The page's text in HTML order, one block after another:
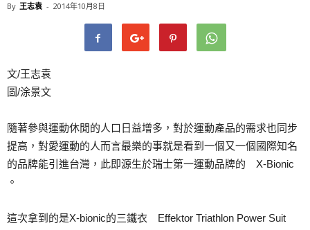
By 王志袁 - 2014年10月8日
文/王志袁
圖/涂景文
隨著參與運動休閒的人口日益增多，對於運動產品的需求也同步
提高，對愛運動的人而言最樂的事就是看到一個又一個國際知名
的品牌能引進台灣，此即源生於瑞士第一運動品牌的 X-Bionic
。
這次拿到的是X-bionic的三鐵衣 Effektor Triathlon Power Suit